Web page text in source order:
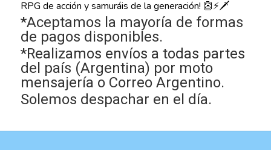
RPG de acción y samuráis de la generación! 👺⚡🗡️
*Aceptamos la mayoría de formas
de pagos disponibles.
*Realizamos envíos a todas partes
del país (Argentina) por moto
mensajería o Correo Argentino.
Solemos despachar en el día.